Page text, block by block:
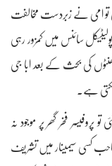
تو امی نے زبردست مخالفت
سائنس میں کمزور رہی
کی بحث کے بعد ابا جی
ہے۔
فخر گھر پر موجود نہ
کسی سیمینار میں تشریف